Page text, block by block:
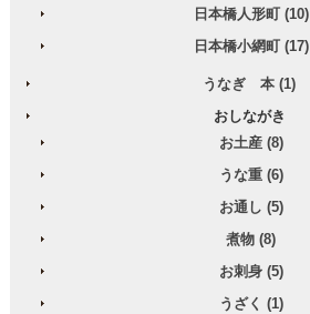
日本橋人形町 (10)
日本橋小網町 (17)
うなぎ 本 (1)
おしながき
お土産 (8)
うな重 (6)
お通し (5)
煮物 (8)
お刺身 (5)
うざく (1)